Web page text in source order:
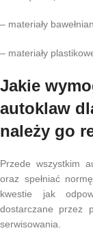
– materiały
– materiały
Jakie
autoklaw
należy go
Przede wszystkim
oraz spełniać
kwestie jak
dostarczane przez
serwisowania.